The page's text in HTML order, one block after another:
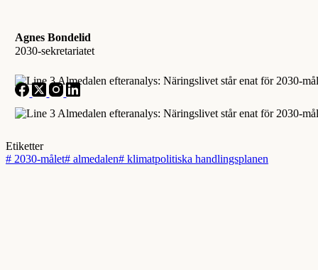
Agnes Bondelid
2030-sekretariatet
Etiketter
# 2030-målet# almedalen# klimatpolitiska handlingsplanen